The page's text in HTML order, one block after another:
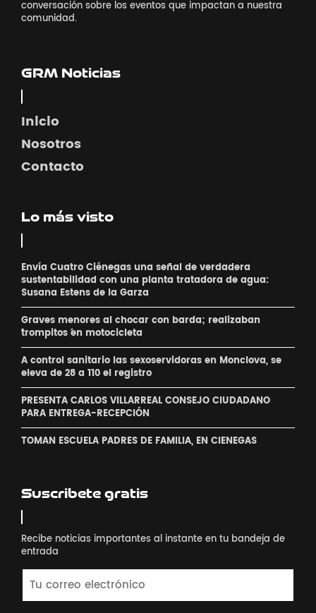
conversación sobre los eventos que impactan a nuestra
comunidad.
GRM Noticias
Inicio
Nosotros
Contacto
Lo más visto
Envía Cuatro Ciénegas una señal de verdadera
sustentabilidad con una planta tratadora de agua:
Susana Estens de la Garza
Graves menores al chocar con barda; realizaban
´trompitos ´en motocicleta
A control sanitario las sexoservidoras en Monclova, se
eleva de 28 a 110 el registro
PRESENTA CARLOS VILLARREAL CONSEJO CIUDADANO
PARA ENTREGA-RECEPCIÓN
TOMAN ESCUELA PADRES DE FAMILIA, EN CIENEGAS
Suscribete gratis
Recibe noticias importantes al instante en tu bandeja de
entrada